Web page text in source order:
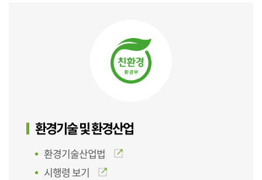
환경기술 및 환경산업
환경기술산업법
시행령 보기